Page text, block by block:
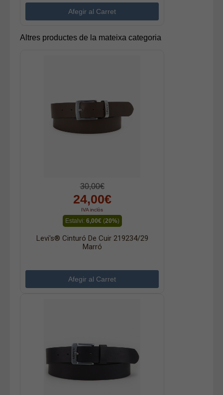
Altres productes de la mateixa categoria
30,00€
24,00€
IVA inclòs
Estalvi: 6,00€(20%)
Levi's® Cinturó De Cuir 219234/29
Marró